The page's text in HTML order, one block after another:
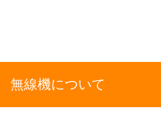
無線機について